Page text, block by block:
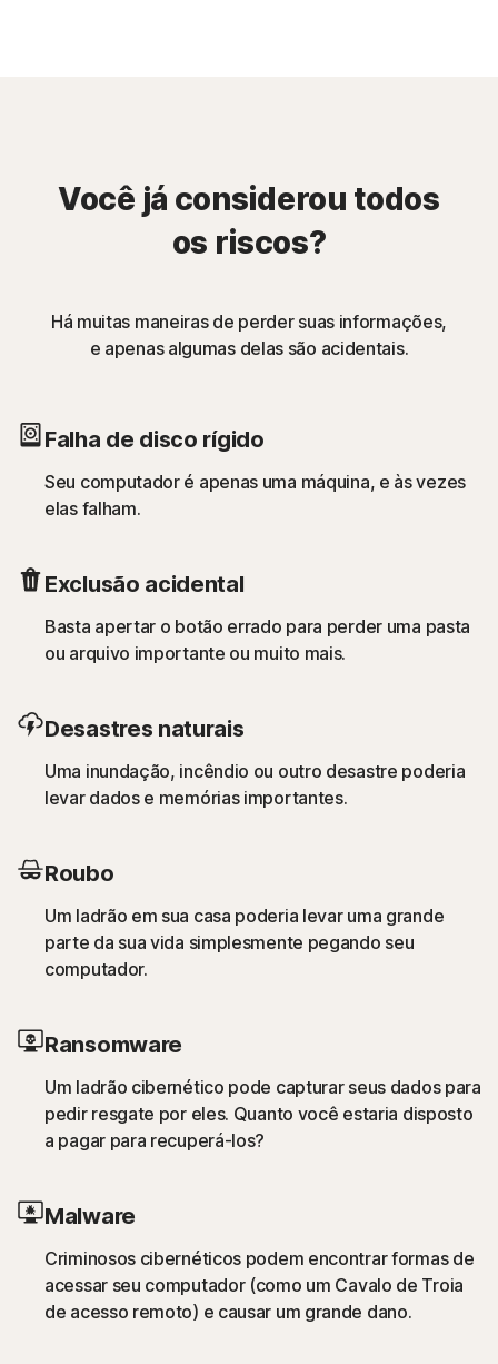
Você já considerou todos
os riscos?
Há muitas maneiras de perder suas informações,
e apenas algumas delas são acidentais.
Falha de disco rígido
Seu computador é apenas uma máquina, e às vezes
elas falham.
Exclusão acidental
Basta apertar o botão errado para perder uma pasta
ou arquivo importante ou muito mais.
Desastres naturais
Uma inundação, incêndio ou outro desastre poderia
levar dados e memórias importantes.
Roubo
Um ladrão em sua casa poderia levar uma grande
parte da sua vida simplesmente pegando seu
computador.
Ransomware
Um ladrão cibernético pode capturar seus dados para
pedir resgate por eles. Quanto você estaria disposto
a pagar para recuperá-los?
Malware
Criminosos cibernéticos podem encontrar formas de
acessar seu computador (como um Cavalo de Troia
de acesso remoto) e causar um grande dano.